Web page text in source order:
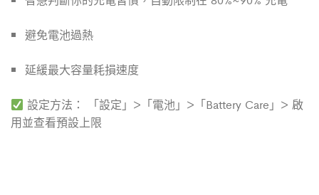
避免電池過熱
延緩最大容量耗損速度
設定方法： 「設定」>「電池」>「Battery Care」> 啟
用並查看預設上限